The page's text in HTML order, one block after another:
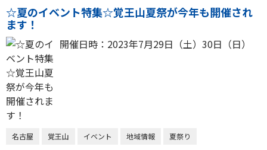
☆夏のイベント特集☆覚王山夏祭が今年も開催され
ます！
開催日時：2023年7月29日（土）30日（日）
名古屋 覚王山 イベント 地域情報 夏祭り